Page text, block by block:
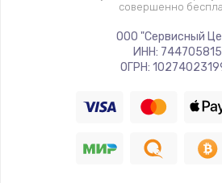
Заказать
Ремонт дренажного
Заказать
Полный ремонт
совершенно
ООО "Сервисный
ИНН:
ОГРН: